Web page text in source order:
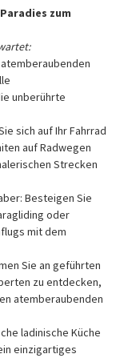
Paradies zum
unberührte
sich auf Ihr Fahrrad
auf Radwegen
Strecken
Besteigen Sie
oder
mit dem
Sie an geführten
zu entdecken,
atemberaubenden
ladinische Küche
einzigartiges